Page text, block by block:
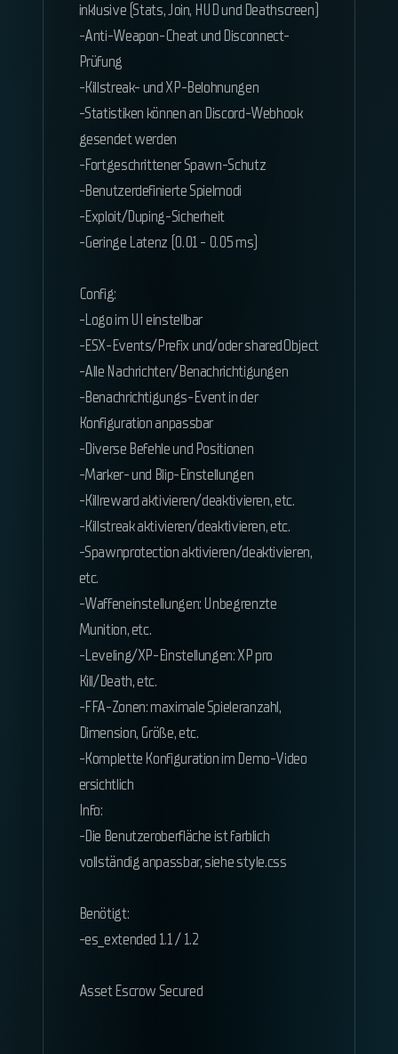
inklusive (Stats, Join, HUD und Deathscreen)
-Anti-Weapon-Cheat und Disconnect-
Prüfung
-Killstreak- und XP-Belohnungen
-Statistiken können an Discord-Webhook
gesendet werden
-Fortgeschrittener Spawn-Schutz
-Benutzerdefinierte Spielmodi
-Exploit/Duping-Sicherheit
-Geringe Latenz (0.01 - 0.05 ms)
Config:
-Logo im UI einstellbar
-ESX-Events/Prefix und/oder sharedObject
-Alle Nachrichten/Benachrichtigungen
-Benachrichtigungs-Event in der
Konfiguration anpassbar
-Diverse Befehle und Positionen
-Marker- und Blip-Einstellungen
-Killreward aktivieren/deaktivieren, etc.
-Killstreak aktivieren/deaktivieren, etc.
-Spawnprotection aktivieren/deaktivieren,
etc.
-Waffeneinstellungen: Unbegrenzte
Munition, etc.
-Leveling/XP-Einstellungen: XP pro
Kill/Death, etc.
-FFA-Zonen: maximale Spieleranzahl,
Dimension, Größe, etc.
-Komplette Konfiguration im Demo-Video
ersichtlich
Info:
-Die Benutzeroberfläche ist farblich
vollständig anpassbar, siehe style.css
Benötigt:
-es_extended 1.1 / 1.2
Asset Escrow Secured